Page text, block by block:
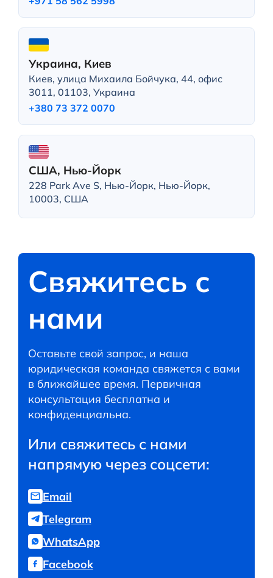
Украина, Киев
Киев, улица Михаила Бойчука, 44, офис
3011, 01103, Украина
+380 73 372 0070
США, Нью-Йорк
228 Park Ave S, Нью-Йорк, Нью-Йорк,
10003, США
Свяжитесь с
нами
Оставьте свой запрос, и наша
юридическая команда свяжется с вами
в ближайшее время. Первичная
консультация бесплатна и
конфиденциальна.
Или свяжитесь с нами
напрямую через соцсети:
Email
Telegram
WhatsApp
Facebook